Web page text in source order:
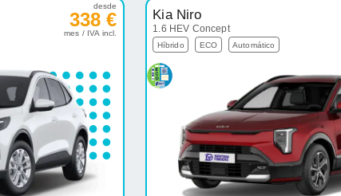
desde
338 €
mes / IVA incl.
Kia Niro
1.6 HEV Concept
Híbrido ECO Automático